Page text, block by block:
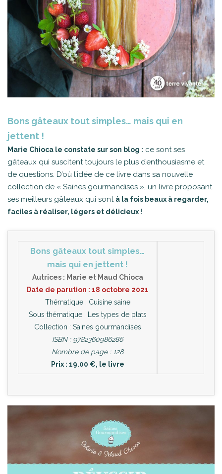
Bons gâteaux tout simples… mais qui en
jettent !
Marie Chioca le constate sur son blog : ce sont ses
gâteaux qui suscitent toujours le plus d’enthousiasme et
de questions. D’où l’idée de ce livre dans sa nouvelle
collection de « Saines gourmandises », un livre proposant
ses meilleurs gâteaux qui sont à la fois beaux à regarder,
faciles à réaliser, légers et délicieux !
Bons gâteaux tout simples…
mais qui en jettent !
Autrices : Marie et Maud Chioca
Date de parution : 18 octobre 2021
Thématique : Cuisine saine
Sous thématique : Les types de plats
Collection : Saines gourmandises
ISBN : 9782360986286
Nombre de page : 128
Prix : 19.00 €, le livre